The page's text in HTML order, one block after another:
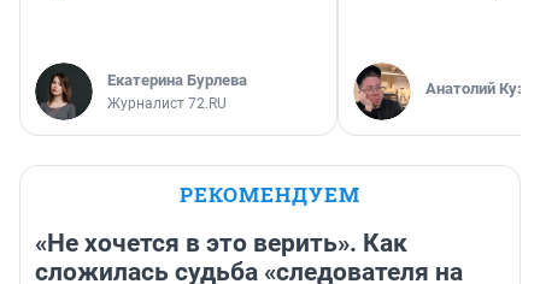
Екатерина Бурлева
Журналист 72.RU
Анатолий
РЕКОМЕНДУЕМ
«Не хочется в это верить». Как
сложилась судьба «следователя на